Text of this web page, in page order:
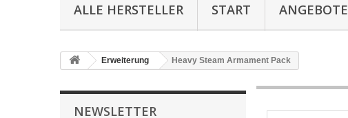
ALLE HERSTELLER START ANGEBOTE
Erweiterung Heavy Steam Armament Pack
NEWSLETTER